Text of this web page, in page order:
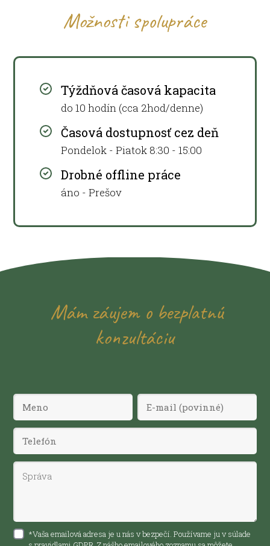
Možnosti spolupráce
Týždňová časová kapacita
do 10 hodín (cca 2hod/denne)
Časová dostupnosť cez deň
Pondelok - Piatok 8:30 - 15:00
Drobné offline práce
áno - Prešov
Mám záujem o bezplatnú
konzultáciu
*Vaša emailová adresa je u nás v bezpečí. Používame ju v súlade